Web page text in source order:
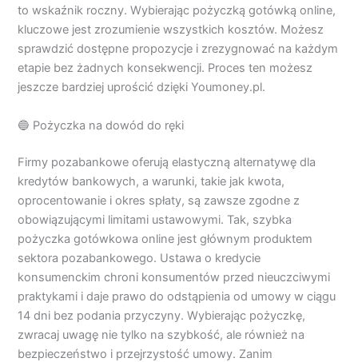
to wskaźnik roczny. Wybierając pożyczką gotówką online,
kluczowe jest zrozumienie wszystkich kosztów. Możesz
sprawdzić dostępne propozycje i zrezygnować na każdym
etapie bez żadnych konsekwencji. Proces ten możesz
jeszcze bardziej uprościć dzięki Youmoney.pl.
🔵 Pożyczka na dowód do ręki
Firmy pozabankowe oferują elastyczną alternatywę dla
kredytów bankowych, a warunki, takie jak kwota,
oprocentowanie i okres spłaty, są zawsze zgodne z
obowiązującymi limitami ustawowymi. Tak, szybka
pożyczka gotówkowa online jest głównym produktem
sektora pozabankowego. Ustawa o kredycie
konsumenckim chroni konsumentów przed nieuczciwymi
praktykami i daje prawo do odstąpienia od umowy w ciągu
14 dni bez podania przyczyny. Wybierając pożyczkę,
zwracaj uwagę nie tylko na szybkość, ale również na
bezpieczeństwo i przejrzystość umowy. Zanim